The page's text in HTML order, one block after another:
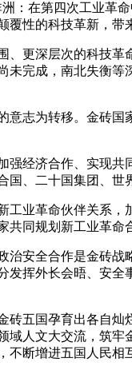
在第四次工业革命
覆性的科技革新，
更深层次的科技革
未完成，南北失衡
为转移。金砖国
经济合作、实现共
国、二十国集团、
革命伙伴关系，
共同规划新工业革
全合作是金砖战
发挥外长会晤、安
五国孕育出各自灿
域人文大交流，筑
断增进五国人民相